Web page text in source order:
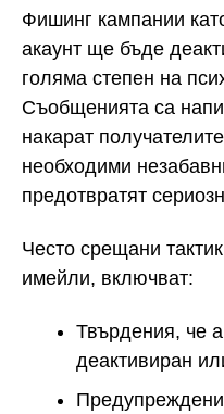
Фишинг кампании
акаунт ще бъде
голяма степен на
Съобщенията са
накарат
необходими
предотвратят
Често срещани
имейли, включват:
Твърдения, че
деактивиран